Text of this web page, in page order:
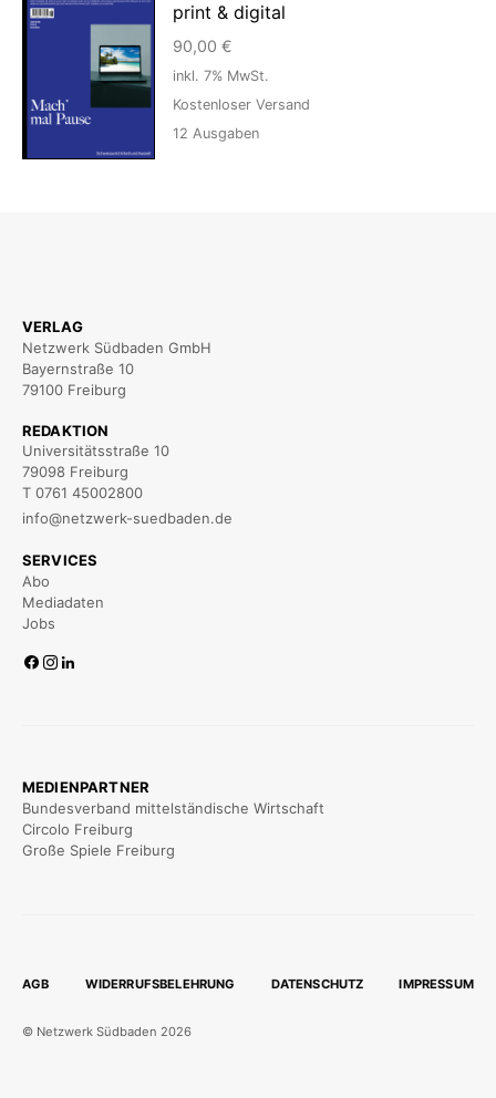
print & digital
90,00 €
inkl. 7% MwSt.
Kostenloser Versand
12 Ausgaben
VERLAG
Netzwerk Südbaden GmbH
Bayernstraße 10
79100 Freiburg
REDAKTION
Universitätsstraße 10
79098 Freiburg
T 0761 45002800
info@netzwerk-suedbaden.de
SERVICES
Abo
Mediadaten
Jobs
MEDIENPARTNER
Bundesverband mittelständische Wirtschaft
Circolo Freiburg
Große Spiele Freiburg
AGB WIDERRUFSBELEHRUNG DATENSCHUTZ IMPRESSUM
© Netzwerk Südbaden 2026